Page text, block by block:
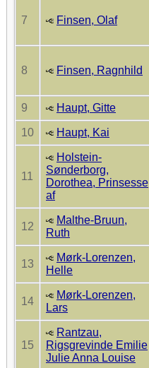
7 Finsen, Olaf
8 Finsen, Ragnhild
9 Haupt, Gitte
10 Haupt, Kai
11
Holstein-
Sønderborg,
Dorothea, Prinsesse
af
12
Malthe-Bruun,
Ruth
13
Mørk-Lorenzen,
Helle
14
Mørk-Lorenzen,
Lars
15
Rantzau,
Rigsgrevinde Emilie
Julie Anna Louise